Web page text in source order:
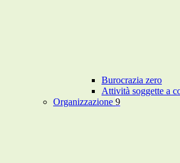
Burocrazia zero
Attività soggette a
Organizzazione 9